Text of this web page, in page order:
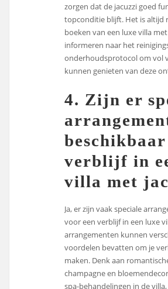
zorgen dat de jacuzzi goed
topconditie blijft. Het is altijd
boeken van een luxe villa
informeren naar het
onderhoudsprotocol om vol
kunnen genieten van deze
4. Zijn er
verblijf in
villa met
Ja, er zijn vaak speciale
voor een verblijf in een luxe
arrangementen kunnen
voordelen bevatten om je
maken. Denk aan
champagne en
spa-behandelingen in de